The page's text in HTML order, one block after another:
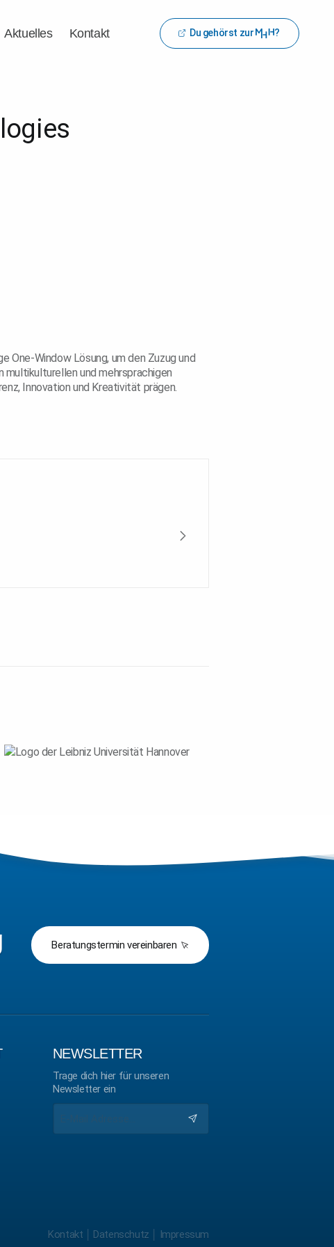
Aktuelles Kontakt Du gehörst zur ?
Window Lösung, um den Zuzug und
multikulturellen und mehrsprachigen
Innovation und Kreativität prägen.
Beratungstermin vereinbaren
NEWSLETTER
Trage dich hier für unseren
Newsletter ein
Kontakt Datenschutz Impressum